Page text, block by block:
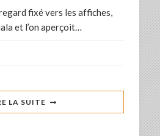
fixé vers les affiches,
et l’on aperçoit…
LA SUITE